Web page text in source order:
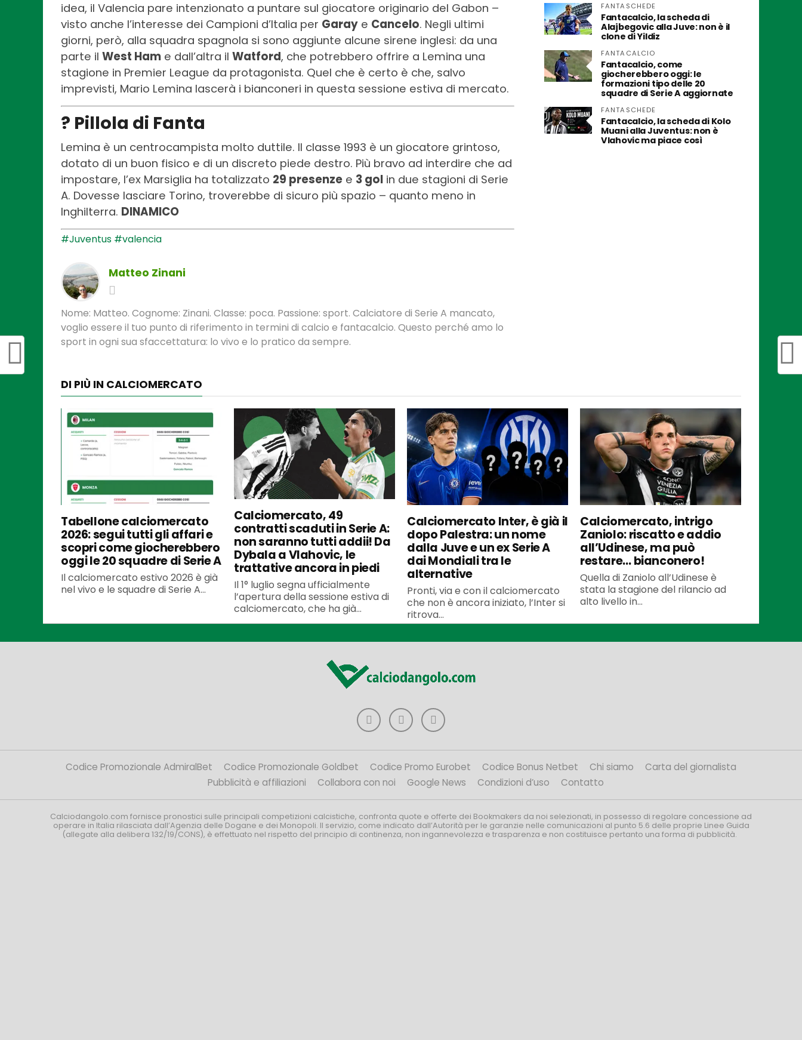
idea, il Valencia pare intenzionato a puntare sul giocatore originario del Gabon –
visto anche l’interesse dei Campioni d’Italia per Garay e Cancelo. Negli ultimi
giorni, però, alla squadra spagnola si sono aggiunte alcune sirene inglesi: da una
parte il West Ham e dall’altra il Watford, che potrebbero offrire a Lemina una
stagione in Premier League da protagonista. Quel che è certo è che, salvo
imprevisti, Mario Lemina lascerà i bianconeri in questa sessione estiva di mercato.
? Pillola di Fanta
Lemina è un centrocampista molto duttile. Il classe 1993 è un giocatore grintoso,
dotato di un buon fisico e di un discreto piede destro. Più bravo ad interdire che ad
impostare, l’ex Marsiglia ha totalizzato 29 presenze e 3 gol in due stagioni di Serie
A. Dovesse lasciare Torino, troverebbe di sicuro più spazio – quanto meno in
Inghilterra. DINAMICO
#Juventus #valencia
Matteo Zinani
Nome: Matteo. Cognome: Zinani. Classe: poca. Passione: sport. Calciatore di Serie A mancato,
voglio essere il tuo punto di riferimento in termini di calcio e fantacalcio. Questo perché amo lo
sport in ogni sua sfaccettatura: lo vivo e lo pratico da sempre.
FANTASCHEDE
Fantacalcio, la scheda di
Alajbegovic alla Juve: non è il
clone di Yildiz
FANTACALCIO
Fantacalcio, come
giocherebbero oggi: le
formazioni tipo delle 20
squadre di Serie A aggiornate
FANTASCHEDE
Fantacalcio, la scheda di Kolo
Muani alla Juventus: non è
Vlahovic ma piace così
DI PIÙ IN CALCIOMERCATO
Tabellone calciomercato
2026: segui tutti gli affari e
scopri come giocherebbero
oggi le 20 squadre di Serie A
Il calciomercato estivo 2026 è già
nel vivo e le squadre di Serie A...
Calciomercato, 49
contratti scaduti in Serie A:
non saranno tutti addii! Da
Dybala a Vlahovic, le
trattative ancora in piedi
Il 1° luglio segna ufficialmente
l’apertura della sessione estiva di
calciomercato, che ha già...
Calciomercato Inter, è già il
dopo Palestra: un nome
dalla Juve e un ex Serie A
dai Mondiali tra le
alternative
Pronti, via e con il calciomercato
che non è ancora iniziato, l’Inter si
ritrova...
Calciomercato, intrigo
Zaniolo: riscatto e addio
all’Udinese, ma può
restare… bianconero!
Quella di Zaniolo all’Udinese è
stata la stagione del rilancio ad
alto livello in...
Codice Promozionale AdmiralBet Codice Promozionale Goldbet Codice Promo Eurobet Codice Bonus Netbet Chi siamo
Carta del giornalista
Pubblicità e affiliazioni
Collabora con noi Google News Condizioni d’uso Contatto
Calciodangolo.com fornisce pronostici sulle principali competizioni calcistiche, confronta quote e offerte dei Bookmakers da noi selezionati, in possesso di regolare concessione ad
operare in Italia rilasciata dall’Agenzia delle Dogane e dei Monopoli. Il servizio, come indicato dall’Autorità per le garanzie nelle comunicazioni al punto 5.6 delle proprie Linee Guida
(allegate alla delibera 132/19/CONS), è effettuato nel rispetto del principio di continenza, non ingannevolezza e trasparenza e non costituisce pertanto una forma di pubblicità.